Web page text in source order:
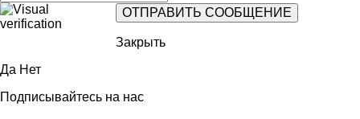
Закрыть
Да Нет
Подписывайтесь на нас